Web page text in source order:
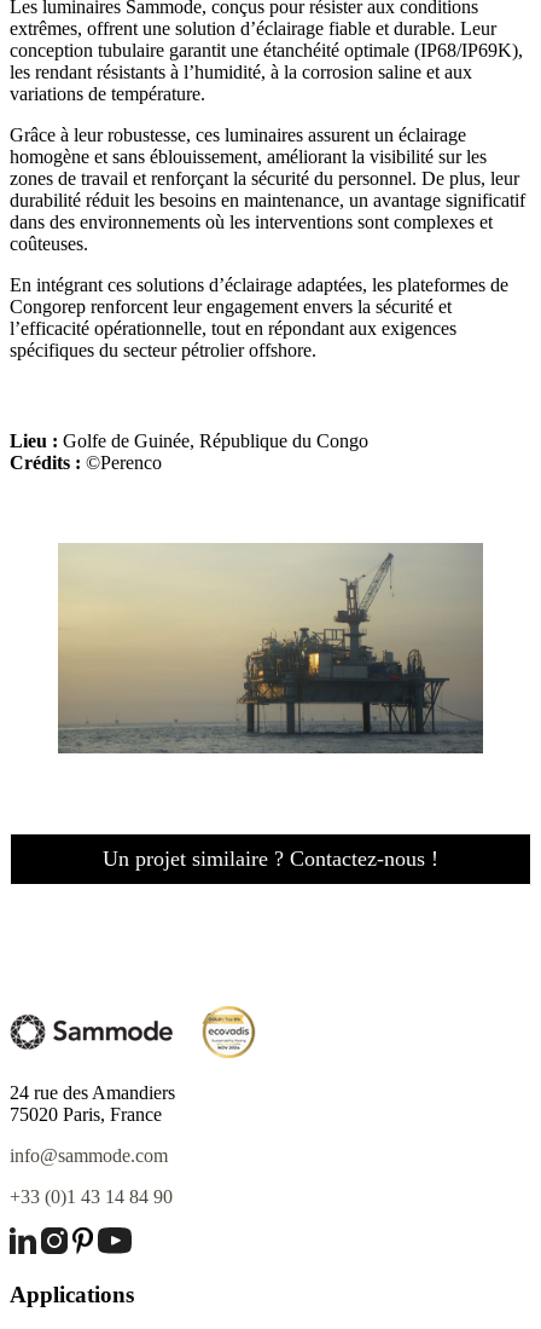
Les luminaires Sammode, conçus pour résister aux conditions
extrêmes, offrent une solution d’éclairage fiable et durable. Leur
conception tubulaire garantit une étanchéité optimale (IP68/IP69K),
les rendant résistants à l’humidité, à la corrosion saline et aux
variations de température.
Grâce à leur robustesse, ces luminaires assurent un éclairage
homogène et sans éblouissement, améliorant la visibilité sur les
zones de travail et renforçant la sécurité du personnel. De plus, leur
durabilité réduit les besoins en maintenance, un avantage significatif
dans des environnements où les interventions sont complexes et
coûteuses.
En intégrant ces solutions d’éclairage adaptées, les plateformes de
Congorep renforcent leur engagement envers la sécurité et
l’efficacité opérationnelle, tout en répondant aux exigences
spécifiques du secteur pétrolier offshore.
Lieu : Golfe de Guinée, République du Congo
Crédits : ©Perenco
Un projet similaire ? Contactez-nous !
24 rue des Amandiers
75020 Paris, France
info@sammode.com
+33 (0)1 43 14 84 90
Applications